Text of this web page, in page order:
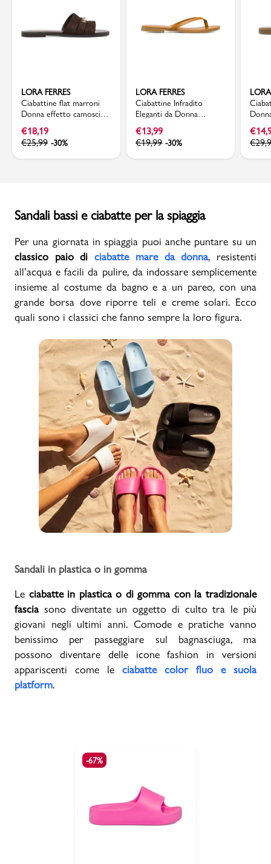
LORA FERRES
Ciabattine flat marroni
Donna effetto camoscio
e dettagli oro Lora Ferres
€18,19
€25,99 -30%
LORA FERRES
Ciabattine Infradito
Eleganti da Donna
Marrone Chiaro Lora
Ferres
€13,99
€19,99 -30%
€
€
Sandali bassi e ciabatte per la spiaggia
Per una giornata in spiaggia puoi anche puntare su un
classico paio diciabatte mare da donna, resistenti
all’acqua e facili da pulire, da indossare semplicemente
insieme al costume da bagno e a un pareo, con una
grande borsa dove riporre teli e creme solari. Ecco
quali sono i classici che fanno sempre la loro figura.
Sandali in plastica o in gomma
Le ciabatte in plastica o di gomma con la tradizionale
fasciasono diventate un oggetto di culto tra le più
giovani negli ultimi anni. Comode e pratiche vanno
benissimo per passeggiare sul bagnasciuga, ma
possono diventare delle icone fashion in versioni
appariscenti come le ciabatte color fluo e suola
platform.
-67%